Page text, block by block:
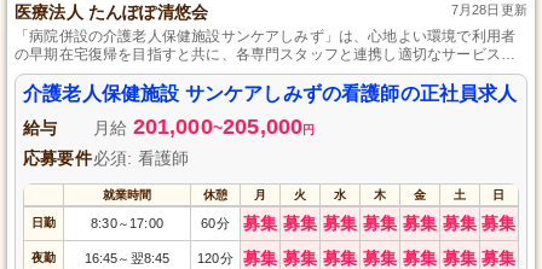
医療法人 たんぽぽ清悠会 7月28日更新
「病院併設の介護老人保健施設サンケアしみず」は、心地よい環境で利用者
の早期在宅復帰を目指すと共に、各専門スタッフと連携し適切なサービスを
提供します。
介護老人保健施設 サンケアしみずの看護師の正社員求人
給与 月給 201,000~205,000円
応募要件必須: 看護師
就業時間 休憩 月 火 水 木 金 土 日
日勤 8:30～ 17:00 60分 募集 募集 募集 募集 募集 募集 募集
夜勤 16:45～ 翌8:45 120分 募集 募集 募集 募集 募集 募集 募集